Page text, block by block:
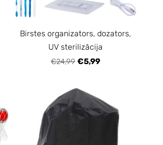
Birstes organizators, dozators,
UV sterilizācija
€24,99 €5,99